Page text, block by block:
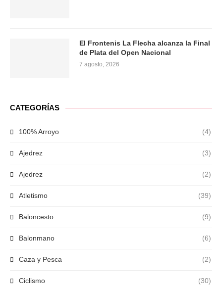
El Frontenis La Flecha alcanza la Final
de Plata del Open Nacional
7 agosto, 2026
CATEGORÍAS
100% Arroyo (4)
Ajedrez (3)
Ajedrez (2)
Atletismo (39)
Baloncesto (9)
Balonmano (6)
Caza y Pesca (2)
Ciclismo (30)